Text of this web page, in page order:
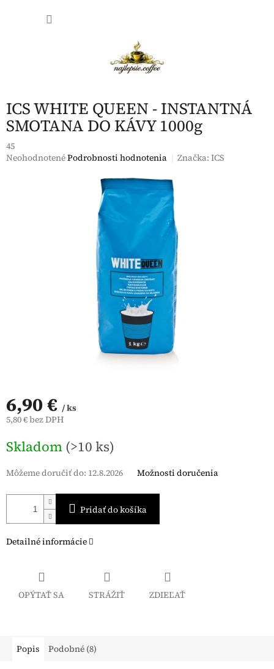
ICS WHITE QUEEN - INSTANTNÁ
SMOTANA DO KÁVY 1000g
45
Priemerné
NeohodnotenéPodrobnosti hodnotenia Značka:ICS
6,90 € / ks
5,80 € bez DPH
cena:
Skladom (>10 ks)
Môžeme doručiť do: 12.8.2026 Možnosti doručenia
Pridať do košíka
Detailné informácie
OPÝTAŤ SA STRÁŽIŤ ZDIEĽAŤ
Popis Podobné (8)